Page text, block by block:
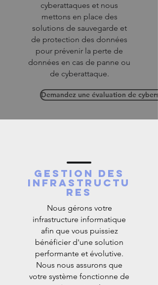
cyberattaques et nous
mettons en place des
solutions de sauvegarde et
de protection des données
pour prévenir la perte de
données en cas de panne ou
de cyberattaque.
Demandez une évaluation de
Gestion des
infrastructu
res
Nous gérons votre
infrastructure informatique
afin que vous puissiez
bénéficier d'une solution
performante et évolutive.
Nous nous assurons que
votre système fonctionne de